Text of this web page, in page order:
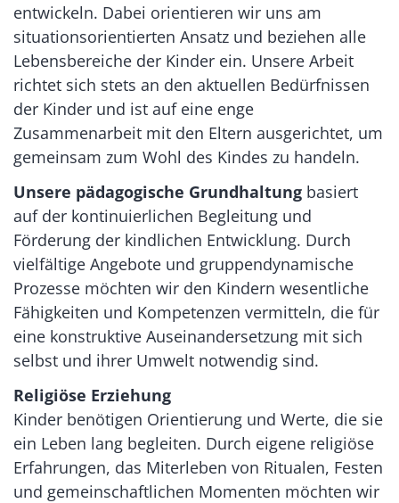
entwickeln. Dabei orientieren wir uns am
situationsorientierten Ansatz und beziehen alle
Lebensbereiche der Kinder ein. Unsere Arbeit
richtet sich stets an den aktuellen Bedürfnissen
der Kinder und ist auf eine enge
Zusammenarbeit mit den Eltern ausgerichtet, um
gemeinsam zum Wohl des Kindes zu handeln.
Unsere pädagogische Grundhaltung basiert
auf der kontinuierlichen Begleitung und
Förderung der kindlichen Entwicklung. Durch
vielfältige Angebote und gruppendynamische
Prozesse möchten wir den Kindern wesentliche
Fähigkeiten und Kompetenzen vermitteln, die für
eine konstruktive Auseinandersetzung mit sich
selbst und ihrer Umwelt notwendig sind.
Religiöse Erziehung
Kinder benötigen Orientierung und Werte, die sie
ein Leben lang begleiten. Durch eigene religiöse
Erfahrungen, das Miterleben von Ritualen, Festen
und gemeinschaftlichen Momenten möchten wir